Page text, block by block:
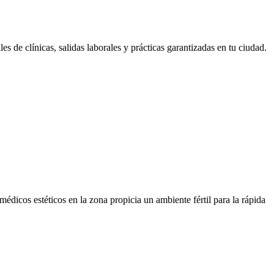
de clínicas, salidas laborales y prácticas garantizadas en tu ciudad.
estéticos en la zona propicia un ambiente fértil para la rápida